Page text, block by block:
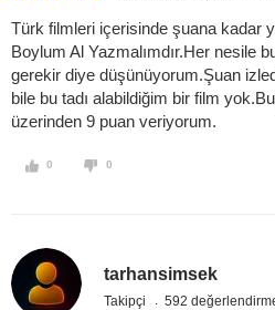
Türk filmleri içerisinde şuana kadar
Boylum Al Yazmalımdır.Her nesile
gerekir diye düşünüyorum.Şuan
bile bu tadı alabildiğim bir film
üzerinden 9 puan veriyorum.
0 0
tarhansimsek
Takipçi 592